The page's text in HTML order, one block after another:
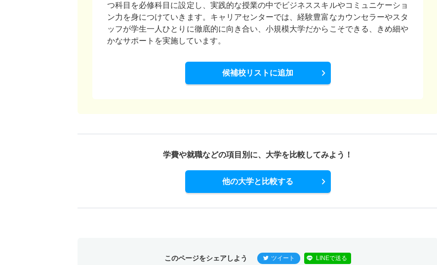
つ科目を必修科目に設定し、実践的な授業の中でビジネススキルやコミュニケーショ
ン力を身につけていきます。キャリアセンターでは、経験豊富なカウンセラーやスタ
ッフが学生一人ひとりに徹底的に向き合い、小規模大学だからこそできる、きめ細や
かなサポートを実施しています。
候補校リストに追加
学費や就職などの項目別に、 大学を比較してみよう！
他の大学と比較する
このページをシェアしよう ツイート LINEで送る